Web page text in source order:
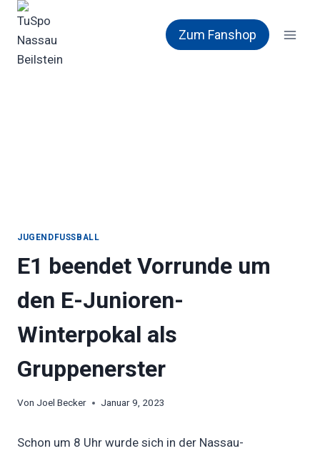
Zum
Inhalt
springen
Zum Fanshop
JUGENDFUSSBALL
E1 beendet Vorrunde um
den E-Junioren-
Winterpokal als
Gruppenerster
Von Joel Becker Januar 9, 2023
Schon um 8 Uhr wurde sich in der Nassau-